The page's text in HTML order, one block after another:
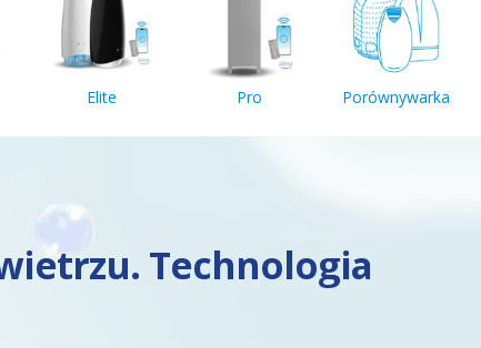
Elite Pro Porównywarka
Technologia